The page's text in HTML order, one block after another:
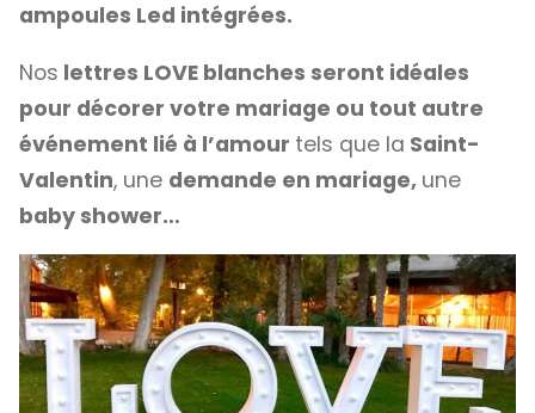
ampoules Led intégrées.
Nos lettres LOVE blanches seront idéales
pour décorer votre mariage ou tout autre
événement lié à l’amour tels que la Saint-
Valentin, une demande en mariage, une
baby shower…